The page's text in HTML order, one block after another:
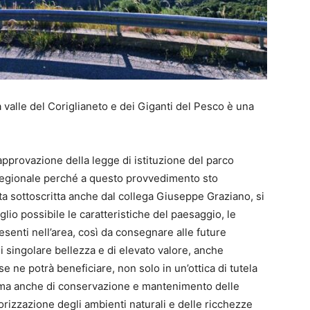
del Coriglianeto e dei Giganti del Pesco è una
della legge di istituzione del parco
perché a questo provvedimento sto
sottoscritta anche dal collega Giuseppe Graziano, si
possibile le caratteristiche del paesaggio, le
nell’area, così da consegnare alle future
bellezza e di elevato valore, anche
ne potrà beneficiare, non solo in un’ottica di tutela
anche di conservazione e mantenimento delle
degli ambienti naturali e delle ricchezze